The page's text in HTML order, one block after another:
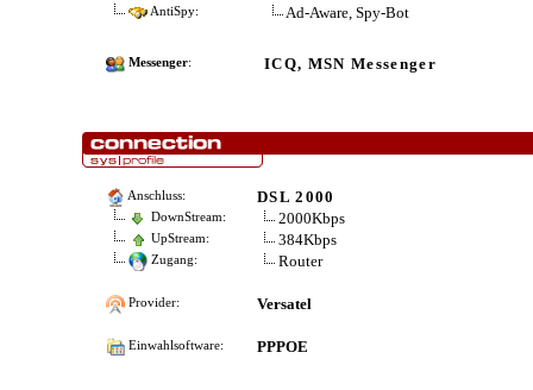
AntiSpy: Ad-Aware, Spy-Bot
Messenger: ICQ, MSN Messenger
Anschluss: DSL 2000
DownStream: 2000Kbps
UpStream: 384Kbps
Zugang: Router
Provider: Versatel
Einwahlsoftware: PPPOE